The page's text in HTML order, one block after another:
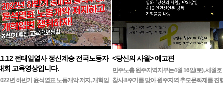
전태일열사 정신계승 전국노동자
회 교육영상입니다.
년 하반기 윤석열표 노동개악 저지, 개혁입
<당신의 사월> 예고편
민주노총 원주지역지부는4월 16일(토), 세월호
참사 8주기를 맞아 원주지역 추모문화제를 진